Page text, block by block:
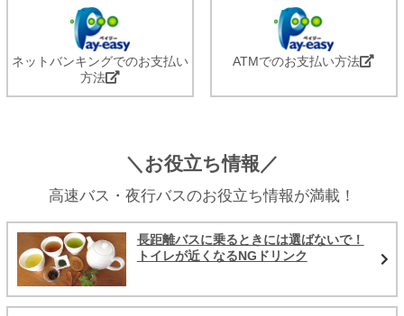
ネットバンキングでのお支払い
方法
ATMでのお支払い方法
＼お役立ち情報／
高速バス・夜行バスのお役立ち情報が満載！
長距離バスに乗るときには選ばないで！
トイレが近くなるNGドリンク